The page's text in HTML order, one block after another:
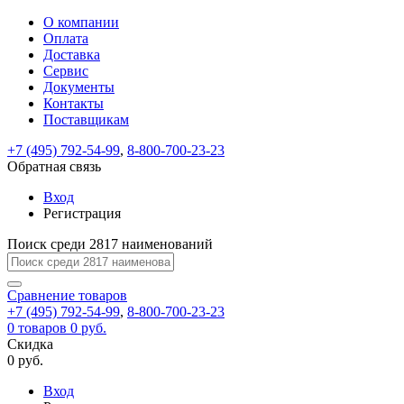
ВходРегистрация
test@example.com
отправлена
по
ней
завершения
регистрации.
Ок
Запомнить
меня
Забыли
Восстановление
пароля
Заполните
форму.
Мы
отправим
ссылку
указанный
электронный
перейдя
по
которой
вы
задать
На
вашу
почту
test@test.ru
ссылка.
Перейдите
по
для
смены
пароля.
Введите
новый
пароль
Сменить
Пароль
успешно
восстановлен
Обратная
связь
Сообщение
пользовательского
сообщение
успешно
отправлено.
О компании
Оплата
Доставка
Сервис
Документы
Контакты
Поставщикам
+7 (495) 792-54-99, 8-800-700-23-23
Обратная связь
Вход
Регистрация
Поиск среди 2817 наименований
Сравнение товаров
+7 (495) 792-54-99, 8-800-700-23-23
0 товаров 0 руб.
Скидка
0 руб.
Вход